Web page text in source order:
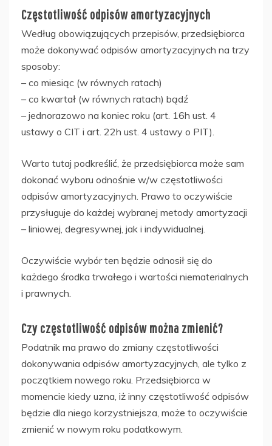
Częstotliwość odpisów amortyzacyjnych
Według obowiązujących przepisów, przedsiębiorca
może dokonywać odpisów amortyzacyjnych na trzy
sposoby:
– co miesiąc (w równych ratach)
– co kwartał (w równych ratach) bądź
– jednorazowo na koniec roku (art. 16h ust. 4
ustawy o CIT i art. 22h ust. 4 ustawy o PIT).
Warto tutaj podkreślić, że przedsiębiorca może sam
dokonać wyboru odnośnie w/w częstotliwości
odpisów amortyzacyjnych. Prawo to oczywiście
przysługuje do każdej wybranej metody amortyzacji
– liniowej, degresywnej, jak i indywidualnej.
Oczywiście wybór ten będzie odnosił się do
każdego środka trwałego i wartości niematerialnych
i prawnych.
Czy częstotliwość odpisów można zmienić?
Podatnik ma prawo do zmiany częstotliwości
dokonywania odpisów amortyzacyjnych, ale tylko z
początkiem nowego roku. Przedsiębiorca w
momencie kiedy uzna, iż inny częstotliwość odpisów
będzie dla niego korzystniejsza, może to oczywiście
zmienić w nowym roku podatkowym.